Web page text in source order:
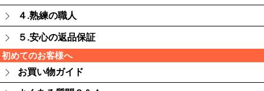
４.熟練の職人
５.安心の返品保証
初めてのお客様へ
お買い物ガイド